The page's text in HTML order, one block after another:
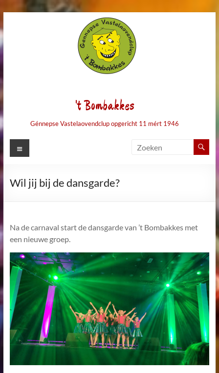
naar
de
inhoud
't Bombakkes
Génnepse Vastelaovendclup opgericht 11 mért 1946
Menu
Wil jij bij de dansgarde?
Na de carnaval start de dansgarde van ’t Bombakkes met
een nieuwe groep.